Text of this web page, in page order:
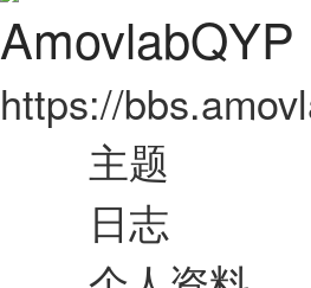
AmovlabQYP
https://
主题
日志